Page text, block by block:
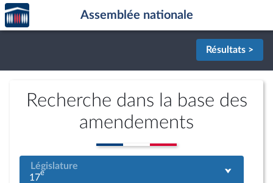
Aller au contenu
Aller en bas de la page
Accèder
à la
page
Assemblée nationale
Résultats >
Recherche dans la base des
amendements
Législature
17e